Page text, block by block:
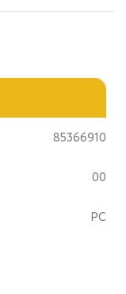
85366910
00
PC